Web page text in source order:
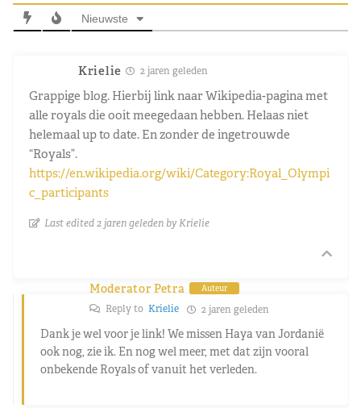
Nieuwste
Krielie 2 jaren geleden
Grappige blog. Hierbij link naar Wikipedia-pagina met
alle royals die ooit meegedaan hebben. Helaas niet
helemaal up to date. En zonder de ingetrouwde
“Royals”.
https://en.wikipedia.org/wiki/Category:Royal_Olympi
c_participants
Last edited 2 jaren geleden by Krielie
Moderator Petra Auteur
Reply to Krielie 2 jaren geleden
Dank je wel voor je link! We missen Haya van Jordanië
ook nog, zie ik. En nog wel meer, met dat zijn vooral
onbekende Royals of vanuit het verleden.